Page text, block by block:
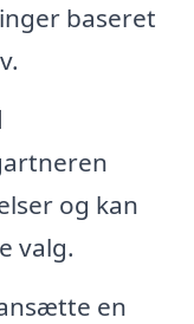
baseret
og kan
valg.
en